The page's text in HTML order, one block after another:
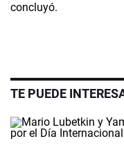
concluyó.
TE PUEDE